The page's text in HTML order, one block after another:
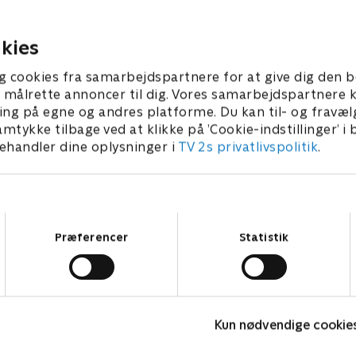
cookies fra samarbejdspartnere for at give dig den
annoncer til dig. Vores samarbejdspartnere
på egne og andres platforme. Du kan til- og
tilbage ved at klikke på ’Cookie-indstillinger’ i
dine oplysninger i TV 2s privatlivspolitik.
Præferencer Statistik
Kun nødvendige
efter ham.
42 min